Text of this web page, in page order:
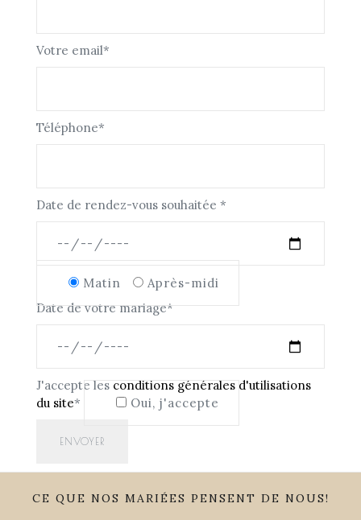
Votre email*
Téléphone*
Date de rendez-vous souhaitée *
Matin
Après-midi
Date de votre mariage*
J'accepte lesconditions générales d'utilisations
du site* Oui, j'accepte
CE QUE NOS MARIÉES PENSENT DE NOUS!